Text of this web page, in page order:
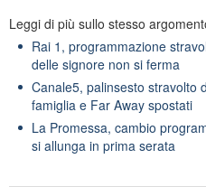
Leggi di più sullo stesso
Rai 1, programmazione
delle signore non si ferma
Canale5, palinsesto stravolto
famiglia e Far Away spostati
La Promessa, cambio
si allunga in prima serata